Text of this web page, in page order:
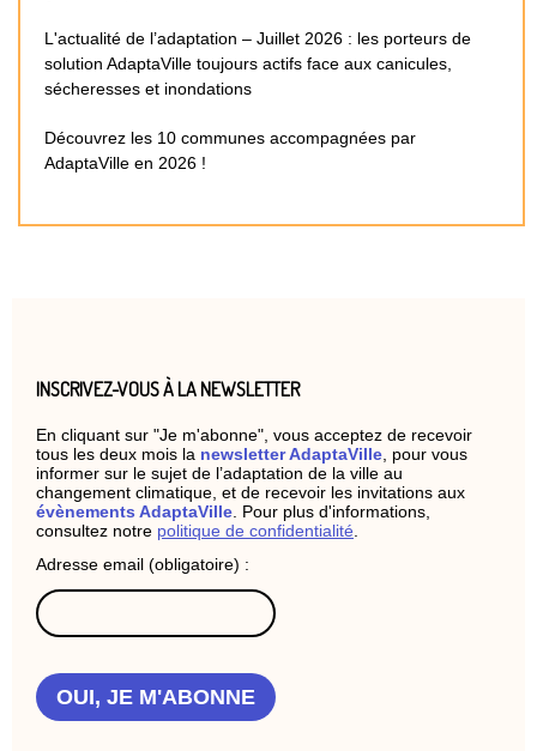
L'actualité de l’adaptation – Juillet 2026 : les porteurs de
solution AdaptaVille toujours actifs face aux canicules,
sécheresses et inondations
Découvrez les 10 communes accompagnées par
AdaptaVille en 2026 !
INSCRIVEZ-VOUS À LA NEWSLETTER
En cliquant sur "Je m'abonne", vous acceptez de recevoir
tous les deux mois la newsletter AdaptaVille , pour vous
informer sur le sujet de l’adaptation de la ville au
changement climatique, et de recevoir les invitations aux
évènements AdaptaVille . Pour plus d'informations,
consultez notre politique de confidentialité
Adresse email (obligatoire) :
OUI, JE M'ABONNE